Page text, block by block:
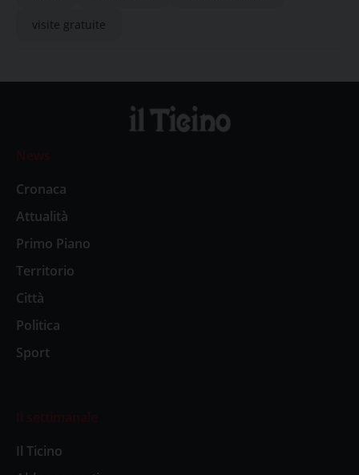
visite gratuite
News
Cronaca
Attualità
Primo Piano
Territorio
Città
Politica
Sport
Il settimanale
Il Ticino